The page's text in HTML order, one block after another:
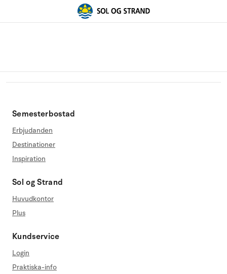
Semesterbostad
Erbjudanden
Destinationer
Inspiration
Sol og Strand
Huvudkontor
Plus
Kundservice
Login
Praktiska-info